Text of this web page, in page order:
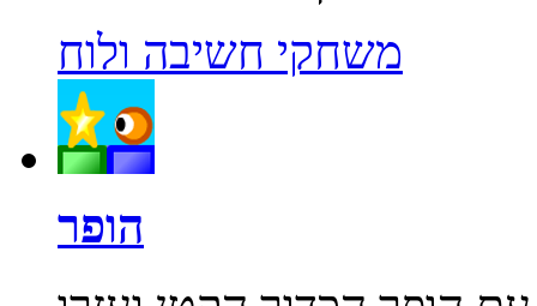
משחקי חשיבה ולוח
הופר